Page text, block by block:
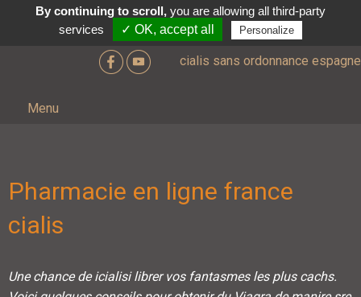
cialis sans ordonnance espagne
Menu
Pharmacie en ligne france
cialis
Une chancedeicialisilibrer vos fantasmes les plus cachs.
By continuing to scroll,you are allowing all third-party
services
✓ OK, accept all Personalize